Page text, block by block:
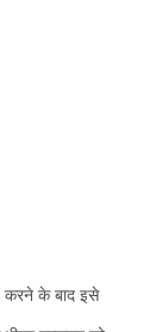
करने के बाद इसे